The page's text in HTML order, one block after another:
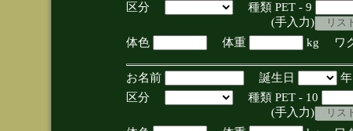
区分
種類 PET - 9
(手入力)
体色
体重 kg ワ
お名前 誕生日
区分
種類 PET - 10
(手入力)